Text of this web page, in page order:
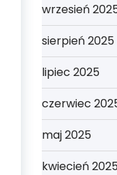
wrzesień
sierpień 2025
lipiec 2025
czerwiec
maj 2025
kwiecień 2025